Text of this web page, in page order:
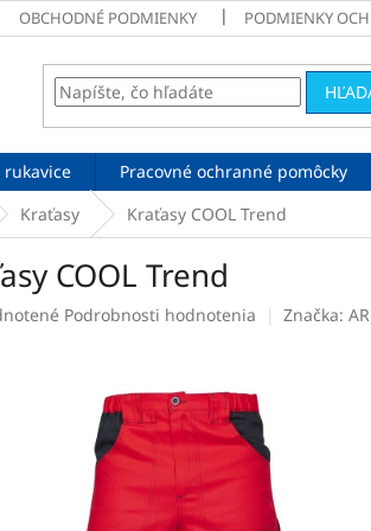
OBCHODNÉ PODMIENKY PODMIENKY
rukavice Pracovné ochranné pomôcky
Kraťasy Kraťasy COOL Trend
COOL Trend
Podrobnosti hodnotenia Značka: